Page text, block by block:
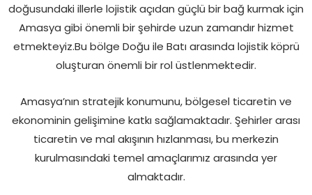
doğusundaki illerle lojistik açıdan güçlü bir bağ kurmak için
Amasya gibi önemli bir şehirde uzun zamandır hizmet
etmekteyiz.Bu bölge Doğu ile Batı arasında lojistik köprü
oluşturan önemli bir rol üstlenmektedir.
Amasya’nın stratejik konumunu, bölgesel ticaretin ve
ekonominin gelişimine katkı sağlamaktadır. Şehirler arası
ticaretin ve mal akışının hızlanması, bu merkezin
kurulmasındaki temel amaçlarımız arasında yer
almaktadır.